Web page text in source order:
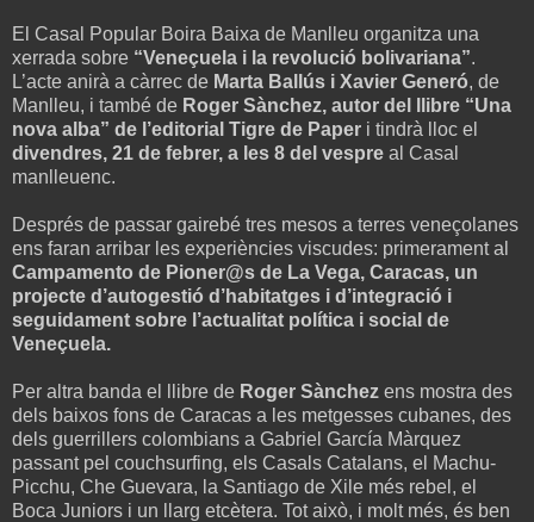
El Casal Popular Boira Baixa de Manlleu organitza una
xerrada sobre “Veneçuela i la revolució bolivariana”.
L’acte anirà a càrrec de Marta Ballús i Xavier Generó, de
Manlleu, i també de Roger Sànchez, autor del llibre “Una
nova alba” de l’editorial Tigre de Paper i tindrà lloc el
divendres, 21 de febrer, a les 8 del vespre al Casal
manlleuenc.
Després de passar gairebé tres mesos a terres veneçolanes
ens faran arribar les experiències viscudes: primerament al
Campamento de Pioner@s de La Vega, Caracas, un
projecte d’autogestió d’habitatges i d’integració i
seguidament sobre l’actualitat política i social de
Veneçuela.
Per altra banda el llibre de Roger Sànchez ens mostra des
dels baixos fons de Caracas a les metgesses cubanes, des
dels guerrillers colombians a Gabriel García Màrquez
passant pel couchsurfing, els Casals Catalans, el Machu-
Picchu, Che Guevara, la Santiago de Xile més rebel, el
Boca Juniors i un llarg etcètera. Tot això, i molt més, és ben